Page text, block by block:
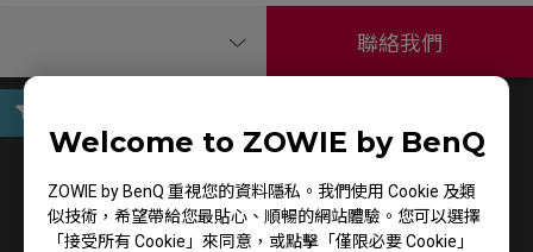
Welcome to ZOWIE by BenQ
ZOWIE by BenQ 重視您的資料隱私。我們使用 Cookie 及類
似技術，希望帶給您最貼心、順暢的網站體驗。您可以選擇
「接受所有 Cookie」來同意，或點擊「僅限必要 Cookie」
聯絡我們
使用手冊